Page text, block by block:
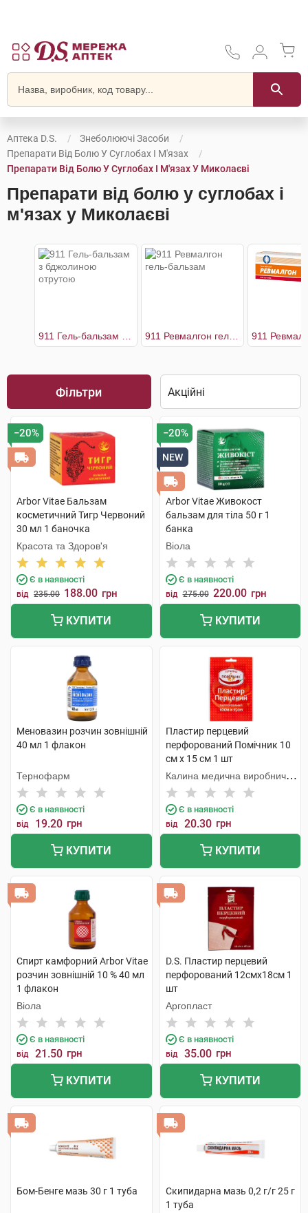
Аптека D.S.
Знеболюючі Засоби
Препарати Від Болю У Суглобах І М'язах
Препарати Від Болю У Суглобах І М'язах У Миколаєві
Препарати від болю у суглобах і
м'язах у Миколаєві
Фільтри
−20%
Arbor Vitae Бальзам
косметичний Тигр Червоний
30 мл 1 баночка
Красота та Здоров'я
Є в наявності
від 235.00 188.00 грн
КУПИТИ
−20%
NEW
Arbor Vitae Живокост
бальзам для тіла 50 г 1
банка
Віола
Є в наявності
від 275.00 220.00 грн
КУПИТИ
Меновазин розчин зовнішній
40 мл 1 флакон
Тернофарм
Є в наявності
від 19.20 грн
КУПИТИ
Пластир перцевий
перфорований Помічник 10
см х 15 см 1 шт
Калина медична виробнича
компанія
Є в наявності
від 20.30 грн
КУПИТИ
Спирт камфорний Arbor Vitae
розчин зовнішній 10 % 40 мл
1 флакон
Віола
Є в наявності
від 21.50 грн
КУПИТИ
D.S. Пластир перцевий
перфорований 12смх18см 1
шт
Аргопласт
Є в наявності
від 35.00 грн
КУПИТИ
Бом-Бенге мазь 30 г 1 туба
Скипидарна мазь 0,2 г/г 25 г
1 туба